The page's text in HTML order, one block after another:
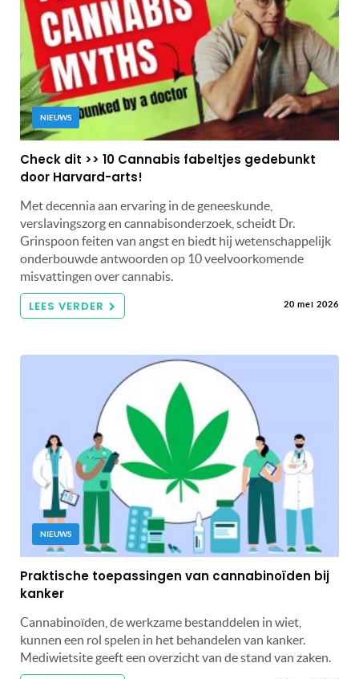
NIEUWS
Check dit >> 10 Cannabis fabeltjes gedebunkt
door Harvard-arts!
Met decennia aan ervaring in de geneeskunde,
verslavingszorg en cannabisonderzoek, scheidt Dr.
Grinspoon feiten van angst en biedt hij wetenschappelijk
onderbouwde antwoorden op 10 veelvoorkomende
misvattingen over cannabis.
LEES VERDER 20 mei 2026
NIEUWS
Praktische toepassingen van cannabinoïden bij
kanker
Cannabinoïden, de werkzame bestanddelen in wiet,
kunnen een rol spelen in het behandelen van kanker.
Mediwietsite geeft een overzicht van de stand van zaken.